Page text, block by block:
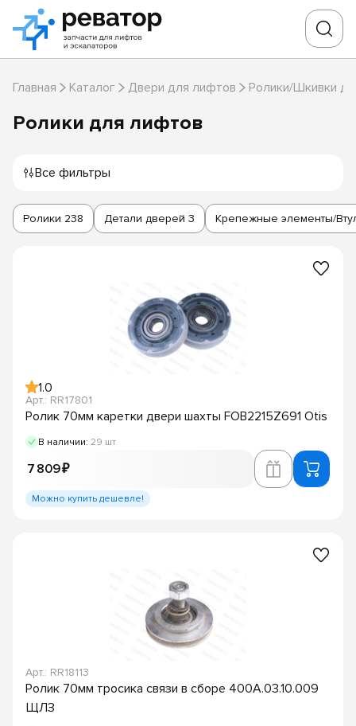
Главная Каталог Двери для лифтов Ролики/Шкивки
Ролики для лифтов
Все фильтры
Ролики 238 Детали дверей 3 Крепежные элементы/
1.0
Арт.: RR17801
Ролик 70мм каретки двери шахты FOB2215Z691 Otis
В наличии: 29 шт
7 809 ₽
Можно купить дешевле!
Арт.: RR18113
Ролик 70мм тросика связи в сборе 400А.03.10.009
ЩЛЗ